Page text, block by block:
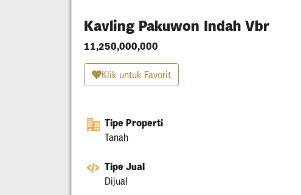
Kavling Pakuwon Indah Vbr
11,250,000,000
Klik untuk Favorit
Tipe Properti
Tanah
Tipe Jual
Dijual